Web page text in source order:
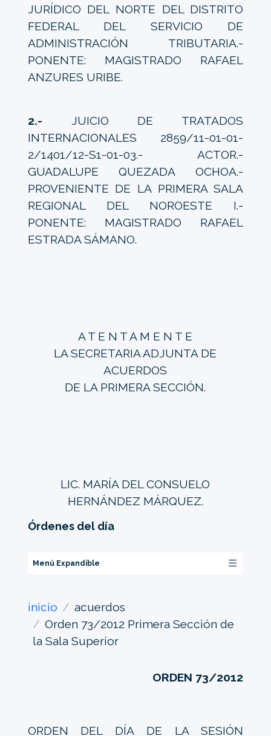
JURÍDICO DEL NORTE DEL DISTRITO
FEDERAL DEL SERVICIO DE
ADMINISTRACIÓN TRIBUTARIA.-
PONENTE: MAGISTRADO RAFAEL
ANZURES URIBE.
2.- JUICIO DE TRATADOS
INTERNACIONALES 2859/11-01-01-
2/1401/12-S1-01-03.- ACTOR.-
GUADALUPE QUEZADA OCHOA.-
PROVENIENTE DE LA PRIMERA SALA
REGIONAL DEL NOROESTE I.-
PONENTE: MAGISTRADO RAFAEL
ESTRADA SÁMANO.
A T E N T A M E N T E
LA SECRETARIA ADJUNTA DE
ACUERDOS
DE LA PRIMERA SECCIÓN.
LIC. MARÍA DEL CONSUELO
HERNÁNDEZ MÁRQUEZ.
Órdenes del día
Menú Expandible
inicio
acuerdos
Orden 73/2012 Primera Sección de
la Sala Superior
ORDEN 73/2012
ORDEN DEL DÍA DE LA SESIÓN